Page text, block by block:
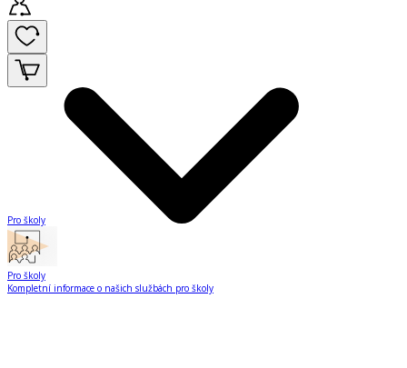
Pro školy
Pro školy
Kompletní informace o našich službách pro školy